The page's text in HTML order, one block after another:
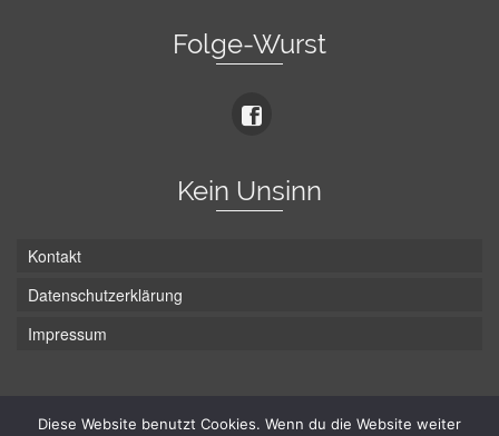
Folge-Wurst
Kein Unsinn
Kontakt
Datenschutzerklärung
Impressum
Diese Website benutzt Cookies. Wenn du die Website weiter